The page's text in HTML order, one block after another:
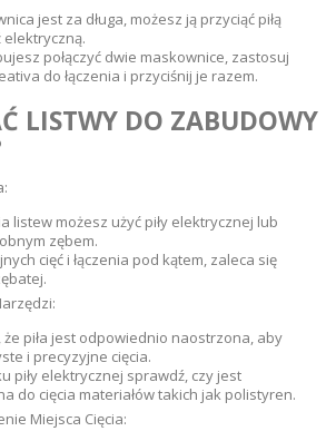
jest za długa, możesz ją przyciąć piłą
elektryczną.
połączyć dwie maskownice, zastosuj
do łączenia i przyciśnij je razem.
LISTWY DO ZABUDOWY
listew możesz użyć piły elektrycznej lub
zębem.
cięć i łączenia pod kątem, zaleca się
że piła jest odpowiednio naostrzona, aby
i precyzyjne cięcia.
piły elektrycznej sprawdź, czy jest
do cięcia materiałów takich jak polistyren.
Miejsca Cięcia: